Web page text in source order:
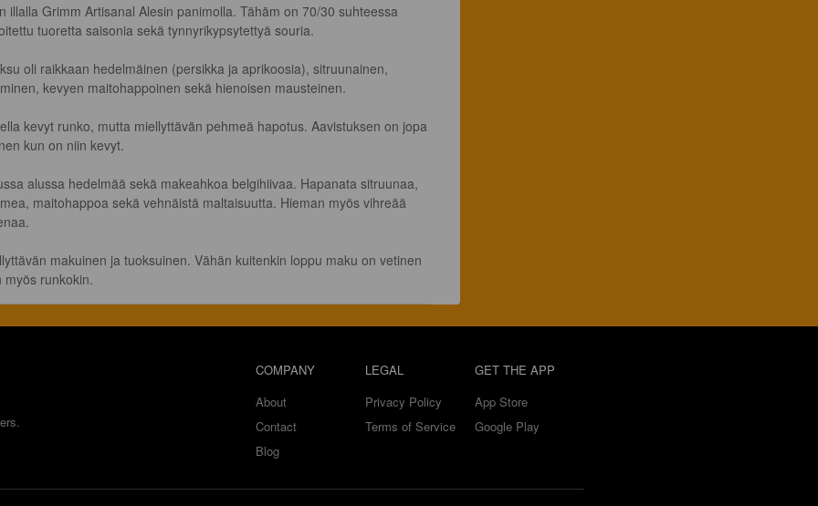
illalla Grimm Artisanal Alesin panimolla. Tähäm on 70/30 suhteessa
tuoretta saisonia sekä tynnyrikypsytettyä souria.
oli raikkaan hedelmäinen (persikka ja aprikoosia), sitruunainen,
kevyen maitohappoinen sekä hienoisen mausteinen.
kevyt runko, mutta miellyttävän pehmeä hapotus. Aavistuksen on jopa
kun on niin kevyt.
alussa hedelmää sekä makeahkoa belgihiivaa. Hapanata sitruunaa,
maitohappoa sekä vehnäistä maltaisuutta. Hieman myös vihreää
makuinen ja tuoksuinen. Vähän kuitenkin loppu maku on vetinen
myös runkokin.
COMPANY
About
Contact
Blog
LEGAL
Privacy Policy
Terms of Service
GET THE APP
App Store
Google Play